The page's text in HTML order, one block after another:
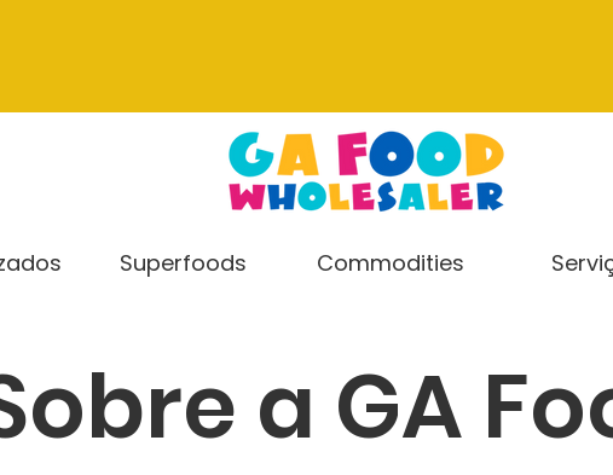
Superfoods Commodities
a GA